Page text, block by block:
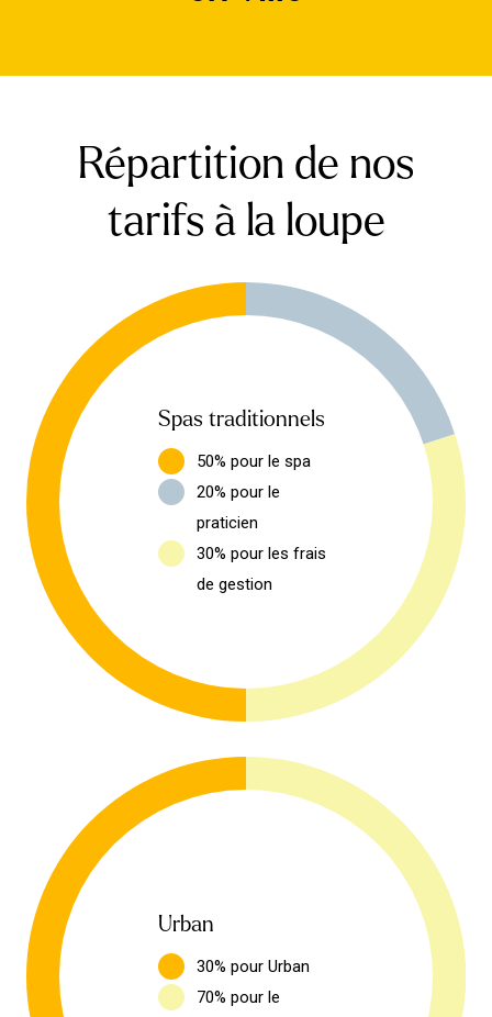
Répartition de nos
tarifs à la loupe
Spas traditionnels
50% pour le spa
30% pour les frais
de gestion
20% pour le
praticien
Urban
30% pour Urban
70% pour le